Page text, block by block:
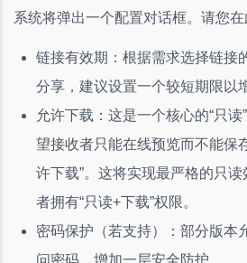
系统将弹出一个配置对话框。请您在
链接有效期：根据需求选择链接
分享，建议设置一个较短期限以
允许下载：这是一个核心的“只
望接收者只能在线预览而不能保
许下载”。这将实现最严格的只
者拥有“只读+下载”权限。
密码保护（若支持）：部分版本